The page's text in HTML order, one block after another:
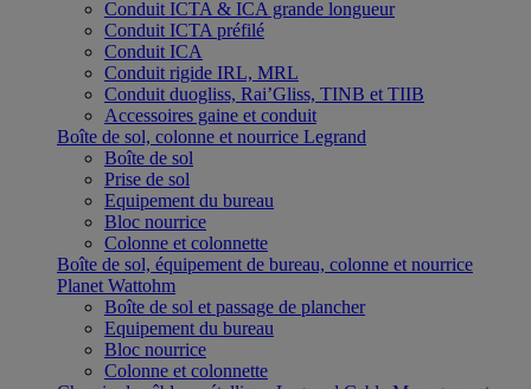
Conduit ICTA & ICA grande longueur
Conduit ICTA préfilé
Conduit ICA
Conduit rigide IRL, MRL
Conduit duogliss, Rai’Gliss, TINB et TIIB
Accessoires gaine et conduit
Boîte de sol, colonne et nourrice Legrand
Boîte de sol
Prise de sol
Equipement du bureau
Bloc nourrice
Colonne et colonnette
Boîte de sol, équipement de bureau, colonne et nourrice
Planet Wattohm
Boîte de sol et passage de plancher
Equipement du bureau
Bloc nourrice
Colonne et colonnette